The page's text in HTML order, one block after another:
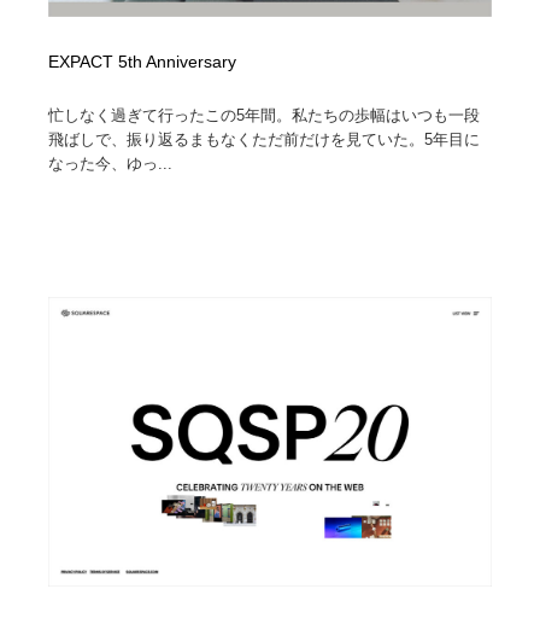
EXPACT 5th Anniversary
忙しなく過ぎて行ったこの5年間。私たちの歩幅はいつも一段
飛ばしで、振り返るまもなくただ前だけを見ていた。5年目に
なった今、ゆっ...